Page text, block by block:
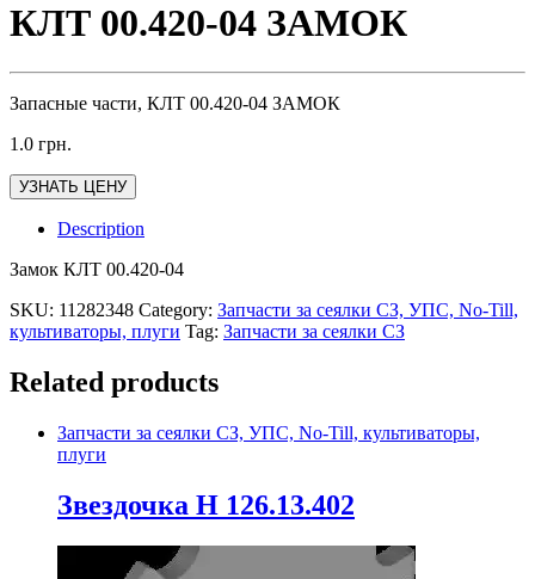
КЛТ 00.420-04 ЗАМОК
Запасные части, КЛТ 00.420-04 ЗАМОК
1.0 грн.
УЗНАТЬ ЦЕНУ
Description
Замок КЛТ 00.420-04
SKU: 11282348 Category: Запчасти за сеялки СЗ, УПС, No-Till,
культиваторы, плуги Tag: Запчасти за сеялки СЗ
Related products
Запчасти за сеялки СЗ, УПС, No-Till, культиваторы,
плуги
Звездочка Н 126.13.402